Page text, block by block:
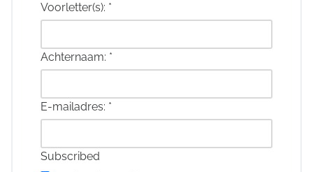
Voorletter(s): *
Achternaam: *
E-mailadres: *
Subscribed